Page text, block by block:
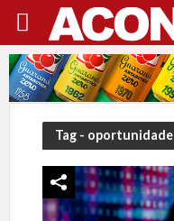
Tag - oportunidade